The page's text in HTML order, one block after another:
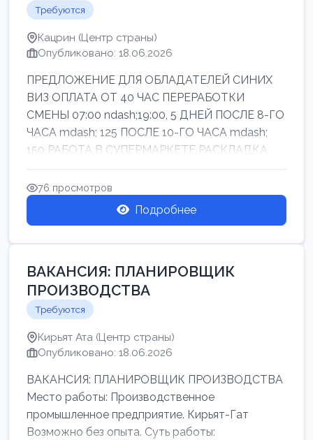
Требуются
Кацрин (Центр страны)
Опубликовано: 18.06.2026
ПРЕДЛОЖЕНИЕ ДЛЯ ОБЛАДАТЕЛЕЙ СИНИХ
ВИЗ ОПЛАТА ОТ 40 ЧАС ПЕРЕРАБОТКИ
СМЕНЫ 07:00 ndash;19:00, 5 ДНЕЙ ПОСЛЕ 8-ГО
ЧАСА mdash; 125 ПОСЛЕ 10-ГО ЧАСА mdash;
150 РАБОТА В СУПЕРМАРКЕТЕ РАСКЛАДКА
ТОВАРОВ НЕ ТЯЖ...
76 просмотров
Подробнее
ВАКАНСИЯ: ПЛАНИРОВЩИК
ПРОИЗВОДСТВА
Требуются
Кирьят Ата (Центр страны)
Опубликовано: 18.06.2026
ВАКАНСИЯ: ПЛАНИРОВЩИК ПРОИЗВОДСТВА
Место работы: Производственное
промышленное предприятие. Кирьят-Гат
Возможно без опыта. Суть работы: